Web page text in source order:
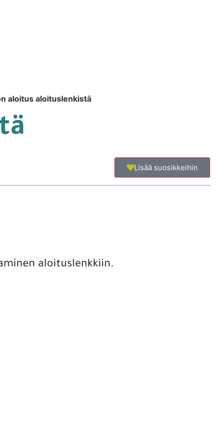
aloitus aloituslenkistä
Lisää suosikkeihin
aloituslenkkiin.